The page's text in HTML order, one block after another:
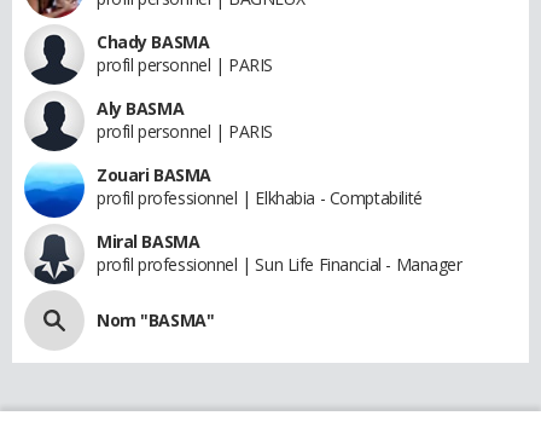
Chady BASMA
profil personnel | PARIS
Aly BASMA
profil personnel | PARIS
Zouari BASMA
profil professionnel | Elkhabia - Comptabilité
Miral BASMA
profil professionnel | Sun Life Financial - Manager
Nom "BASMA"